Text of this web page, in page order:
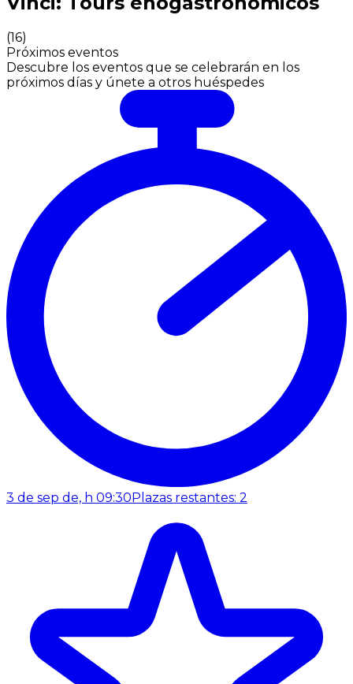
(16)
Próximos eventos
Descubre los eventos que se celebrarán en los
próximos días y únete a otros huéspedes
3 de sep de, h 09:30 Plazas restantes: 2